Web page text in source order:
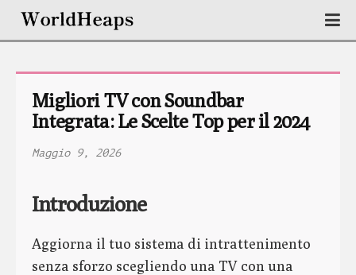
Migliori TV con Soundbar
Integrata: Le Scelte Top per il 2024
Maggio 9, 2026
Introduzione
Aggiorna il tuo sistema di intrattenimento
senza sforzo scegliendo una TV con una